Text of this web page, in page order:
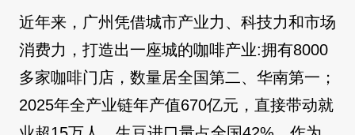
近年来，广州凭借城市产业力、科技力和市场
消费力，打造出一座城的咖啡产业:拥有8000
多家咖啡门店，数量居全国第二、华南第一；
2025年全产业链年产值670亿元，直接带动就